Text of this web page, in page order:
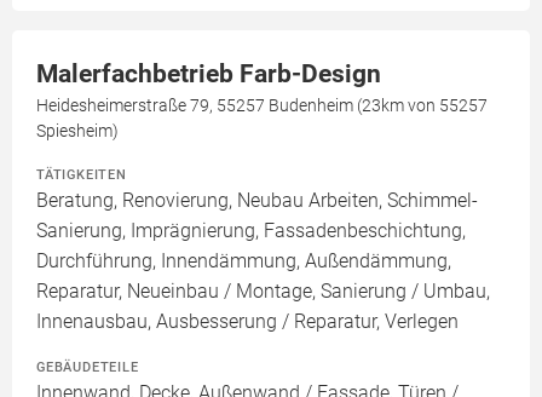
Malerfachbetrieb Farb-Design
Heidesheimerstraße 79, 55257 Budenheim (23km von 55257
Spiesheim)
TÄTIGKEITEN
Beratung, Renovierung, Neubau Arbeiten, Schimmel-
Sanierung, Imprägnierung, Fassadenbeschichtung,
Durchführung, Innendämmung, Außendämmung,
Reparatur, Neueinbau / Montage, Sanierung / Umbau,
Innenausbau, Ausbesserung / Reparatur, Verlegen
GEBÄUDETEILE